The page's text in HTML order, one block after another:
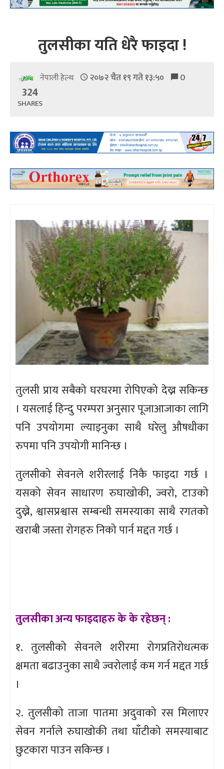
तुलसीका यति धेरै फाइदा !
नेपाली हेल्थ २०७२ चैत १९ गते १३:५० 0
324
SHARES
तुलसी प्राय सबैको घरघरमा रोपिएको देख्न सकिन्छ
। यसलाई हिन्दु परम्परा अनुसार पूजाआजाका लागि
पनि उपयोगमा ल्याइनुका साथै घरेलु औषधीका
रुपमा पनि उपयोगी मानिन्छ ।
तुलसीको सेवनले शरीरलाई निकै फाइदा गर्छ ।
यसको सेवन साधारण रुघाखोकी, ज्वरो, टाउको
दुख्ने, श्वासप्रश्वास सम्बन्धी समस्याका साथै रगतको
खराबी जस्ता रोगहरु निको पार्न मद्दत गर्छ ।
तुलसीका अन्य फाइदाहरु के के रहेछन् :
१. तुलसीको सेवनले शरीरमा रोगप्रतिरोधत्मक
क्षमता बढाउनुका साथै ज्वरोलाई कम गर्न मद्दत गर्छ
।
२. तुलसीको ताजा पातमा अदुवाको रस मिलाएर
सेवन गर्नाले रुघाखोकी तथा घाँटीको समस्याबाट
छुटकारा पाउन सकिन्छ ।